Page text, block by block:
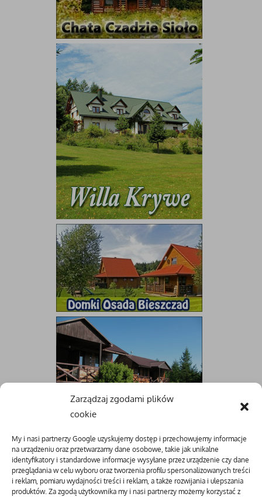
Zarządzaj zgodami plików
cookie
My i nasi partnerzy Google uzyskujemy dostęp i przechowujemy informacje
na urządzeniu oraz przetwarzamy dane osobowe, takie jak unikalne
identyfikatory i standardowe informacje wysyłane przez urządzenie czy dane
przeglądania w celu wyboru oraz tworzenia profilu spersonalizowanych treści
i reklam, pomiaru wydajności treści i reklam, a także rozwijania i ulepszania
produktów. Za zgodą użytkownika my i nasi partnerzy możemy korzystać z